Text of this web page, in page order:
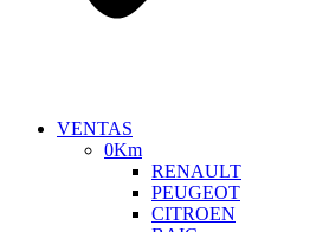
VENTAS
0Km
RENAULT
PEUGEOT
CITROEN